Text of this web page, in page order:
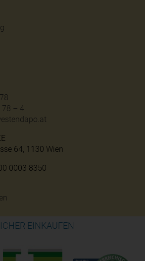
78 – 4
64, 1130 Wien
0003 8350
EINKAUFEN